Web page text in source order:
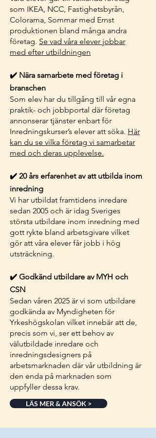
som IKEA, NCC, Fastighetsbyrån,
Colorama, Sommar med Ernst
produktionen bland många andra
företag. Se vad våra elever jobbar
med efter utbildningen
✔️ Nära samarbete med företag i
branschen
Som elev har du tillgång till vår egna
praktik- och jobbportal där företag
annonserar tjänster enbart för
Inredningskurser’s elever att söka. Här
kan du se vilka företag vi samarbetar
med och deras upplevelse.
✔️ 20 års erfarenhet av att utbilda inom
inredning
Vi har utbildat framtidens inredare
sedan 2005 och är idag Sveriges
största utbildare inom inredning med
gott rykte bland arbetsgivare vilket
gör att våra elever får jobb i hög
utsträckning.
✔️ Godkänd utbildare av MYH och
CSN
Sedan våren 2025 är vi som utbildare
godkända av Myndigheten för
Yrkeshögskolan vilket innebär att de,
precis som vi, ser ett behov av
välutbildade inredare och
inredningsdesigners på
arbetsmarknaden där vår utbildning är
den enda på marknaden som
uppfyller dessa krav.
LÄS MER & ANSÖK >